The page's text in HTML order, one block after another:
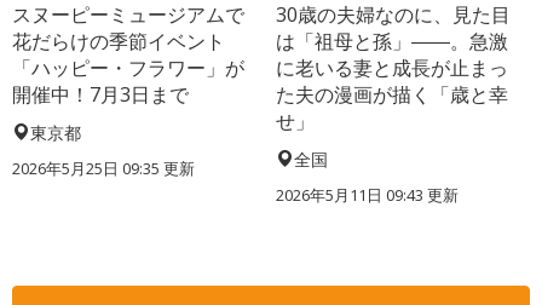
スヌーピーミュージアムで
花だらけの季節イベント
「ハッピー・フラワー」が
開催中！7月3日まで
東京都
2026年5月25日 09:35 更新
30歳の夫婦なのに、見た目
は「祖母と孫」――。急激
に老いる妻と成長が止まっ
た夫の漫画が描く「歳と幸
せ」
全国
2026年5月11日 09:43 更新